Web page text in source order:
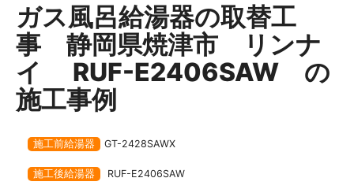
ガス風呂給湯器の取替工
事 静岡県焼津市 リンナ
イ RUF-E2406SAW の
施工事例
施工前給湯器 GT-2428SAWX
施工後給湯器 RUF-E2406SAW